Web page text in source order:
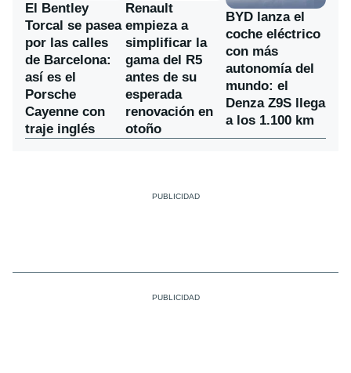
El Bentley
Torcal se pasea
por las calles
de Barcelona:
así es el
Porsche
Cayenne con
traje inglés
Renault
empieza a
simplificar la
gama del R5
antes de su
esperada
renovación en
otoño
BYD lanza el
coche eléctrico
con más
autonomía del
mundo: el
Denza Z9S llega
a los 1.100 km